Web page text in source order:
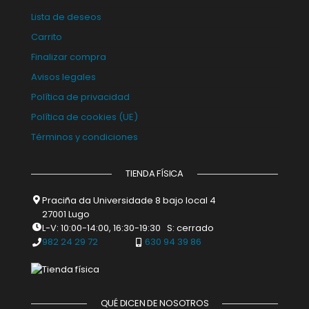
Lista de deseos
Carrito
Finalizar compra
Avisos legales
Política de privacidad
Política de cookies (UE)
Términos y condiciones
TIENDA FÍSICA
Praciña da Universidade 8 bajo local 4
27001 Lugo
L-V: 10:00-14:00, 16:30-19:30 S: cerrado
982 24 29 72
630 94 39 86
QUÉ DICEN DE NOSOTROS